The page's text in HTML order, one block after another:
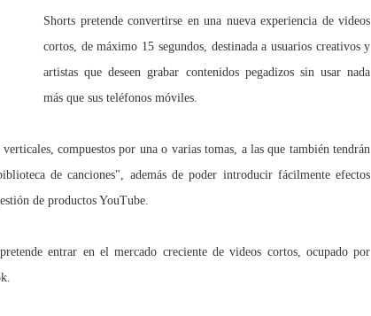
Shorts pretende convertirse en una nueva experiencia de videos
cortos, de máximo 15 segundos, destinada a usuarios creativos y
artistas que deseen grabar contenidos pegadizos sin usar nada
más que sus teléfonos móviles.
compuestos por una o varias tomas, a las que también tendrán
de canciones", además de poder introducir fácilmente efectos
de productos YouTube.
entrar en el mercado creciente de videos cortos, ocupado por